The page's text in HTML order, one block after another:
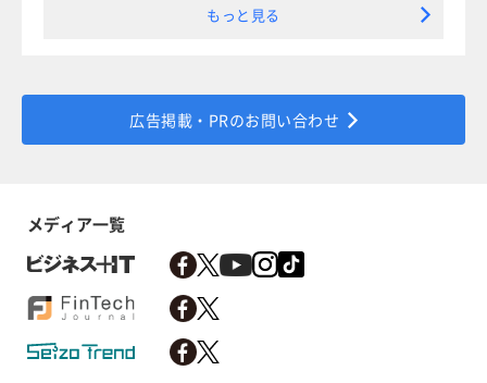
もっと見る
広告掲載・PRのお問い合わせ
メディア一覧